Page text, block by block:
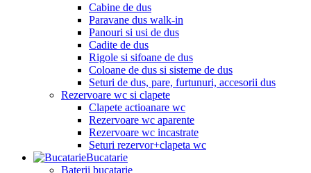
Cabine de dus
Paravane dus walk-in
Panouri si usi de dus
Cadite de dus
Rigole si sifoane de dus
Coloane de dus si sisteme de dus
Seturi de dus, pare, furtunuri, accesorii dus
Rezervoare wc si clapete
Clapete actioanare wc
Rezervoare wc aparente
Rezervoare wc incastrate
Seturi rezervor+clapeta wc
Bucatarie
Baterii bucatarie